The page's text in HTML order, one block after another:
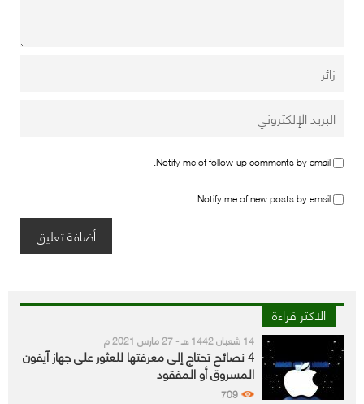
Notify me of follow-up comments by email.
Notify me of new posts by email.
الاكثر قراءة
14 شعبان 1442 هـ - 27 مارس 2021 م
4 نصائح تحتاج إلى معرفتها للعثور على جهاز آيفون
المسروق أو المفقود
709